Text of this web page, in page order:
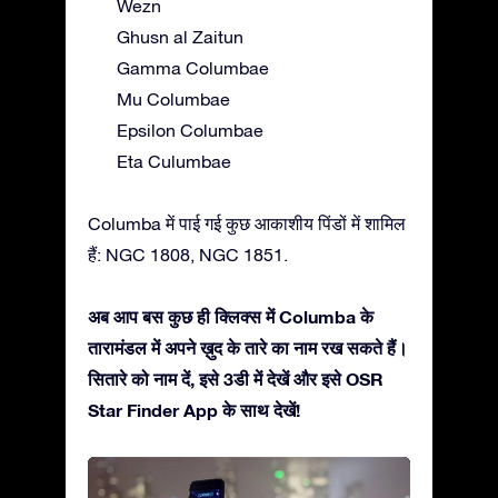
Wezn
Ghusn al Zaitun
Gamma Columbae
Mu Columbae
Epsilon Columbae
Eta Culumbae
Columba में पाई गई कुछ आकाशीय पिंडों में शामिल
हैं: NGC 1808, NGC 1851.
अब आप बस कुछ ही क्लिक्स में Columba के
तारामंडल में अपने ख़ुद के तारे का नाम रख सकते हैं।
सितारे को नाम दें, इसे 3डी में देखें और इसे OSR
Star Finder App के साथ देखें!